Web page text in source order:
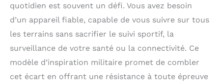
quotidien est souvent un défi. Vous avez besoin
d’un appareil fiable, capable de vous suivre sur tous
les terrains sans sacrifier le suivi sportif, la
surveillance de votre santé ou la connectivité. Ce
modèle d’inspiration militaire promet de combler
cet écart en offrant une résistance à toute épreuve